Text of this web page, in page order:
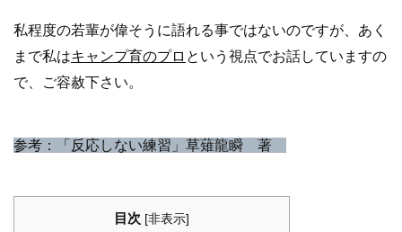
私程度の若輩が偉そうに語れる事ではないのですが、あく
まで私はキャンプ育のプロ という視点でお話していますの
で、ご容赦下さい。
参考：「反応しない練習」草薙龍瞬 著
目次 [非表示]